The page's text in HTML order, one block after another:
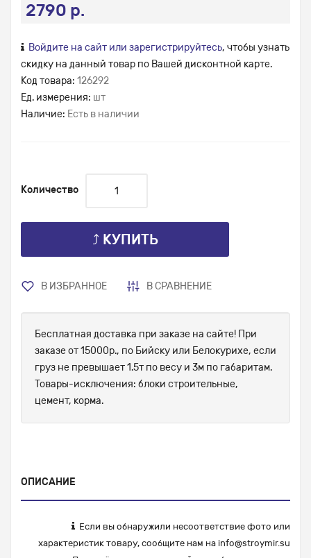
2790 р.
Войдите на сайт или зарегистрируйтесь, чтобы узнать
скидку на данный товар по Вашей дисконтной карте.
Код товара: 126292
Ед. измерения: шт
Наличие: Есть в наличии
Количество
⤴ КУПИТЬ
В ИЗБРАННОЕ В СРАВНЕНИЕ
Бесплатная доставка при заказе на сайте! При
заказе от 15000р., по Бийску или Белокурихе, если
груз не превышает 1.5т по весу и 3м по габаритам.
Товары-исключения: блоки строительные,
цемент, корма.
ОПИСАНИЕ
Если вы обнаружили несоответствие фото или
характеристик товару, сообщите нам на info@stroymir.su